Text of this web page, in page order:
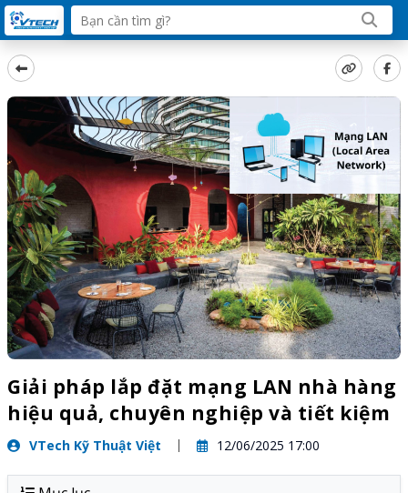
Giải pháp lắp đặt mạng LAN nhà hàng
hiệu quả, chuyên nghiệp và tiết kiệm
VTech Kỹ Thuật Việt 12/06/2025 17:00